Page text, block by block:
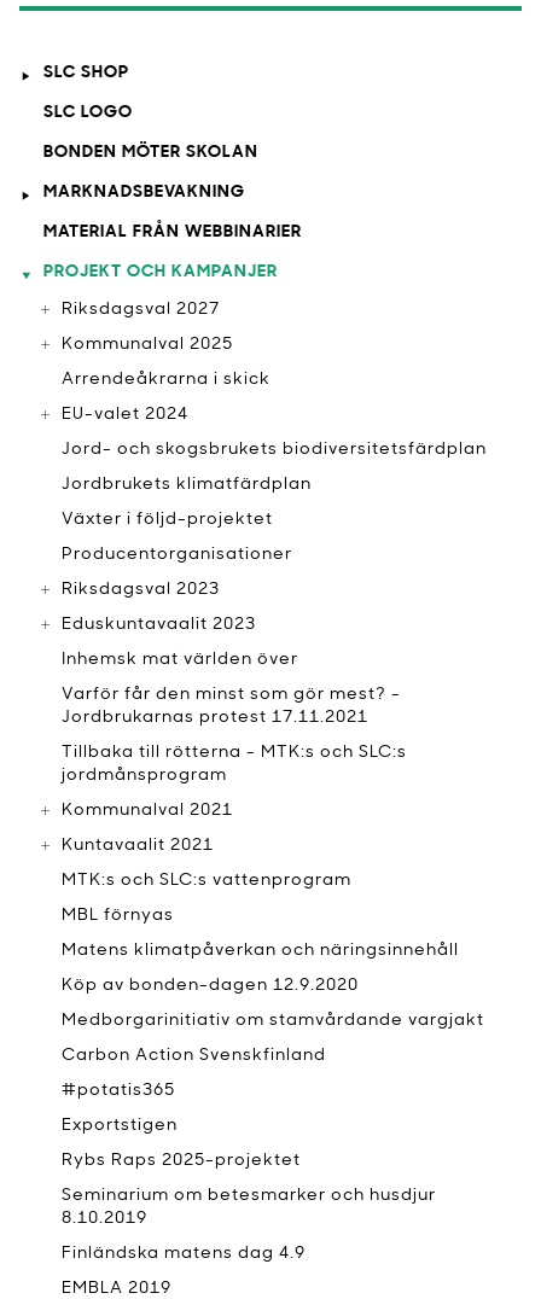
SLC SHOP
SLC LOGO
BONDEN MÖTER SKOLAN
MARKNADSBEVAKNING
MATERIAL FRÅN WEBBINARIER
PROJEKT OCH KAMPANJER
Riksdagsval 2027
Kommunalval 2025
Arrendeåkrarna i skick
EU-valet 2024
Jord- och skogsbrukets biodiversitetsfärdplan
Jordbrukets klimatfärdplan
Växter i följd-projektet
Producentorganisationer
Riksdagsval 2023
Eduskuntavaalit 2023
Inhemsk mat världen över
Varför får den minst som gör mest? -
Jordbrukarnas protest 17.11.2021
Tillbaka till rötterna - MTK:s och SLC:s
jordmånsprogram
Kommunalval 2021
Kuntavaalit 2021
MTK:s och SLC:s vattenprogram
MBL förnyas
Matens klimatpåverkan och näringsinnehåll
Köp av bonden-dagen 12.9.2020
Medborgarinitiativ om stamvårdande vargjakt
Carbon Action Svenskfinland
#potatis365
Exportstigen
Rybs Raps 2025-projektet
Seminarium om betesmarker och husdjur
8.10.2019
Finländska matens dag 4.9
EMBLA 2019